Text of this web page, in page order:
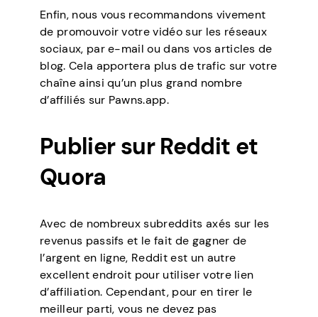
Enfin, nous vous recommandons vivement
de promouvoir votre vidéo sur les réseaux
sociaux, par e-mail ou dans vos articles de
blog. Cela apportera plus de trafic sur votre
chaîne ainsi qu’un plus grand nombre
d’affiliés sur Pawns.app.
Publier sur Reddit et
Quora
Avec de nombreux subreddits axés sur les
revenus passifs et le fait de gagner de
l’argent en ligne, Reddit est un autre
excellent endroit pour utiliser votre lien
d’affiliation. Cependant, pour en tirer le
meilleur parti, vous ne devez pas